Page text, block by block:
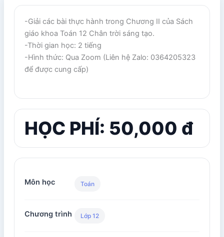
-Giải các bài thực hành trong Chương II của Sách
giáo khoa Toán 12 Chân trời sáng tạo.
-Thời gian học: 2 tiếng
-Hình thức: Qua Zoom (Liên hệ Zalo: 0364205323
để được cung cấp)
HỌC PHÍ: 50,000 đ
Môn học Toán
Chương trình Lớp 12